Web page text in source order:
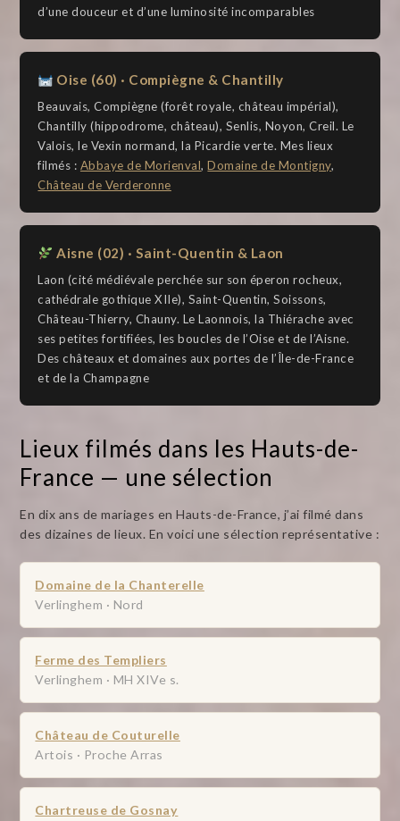
d’une douceur et d’une luminosité incomparables
Oise (60) · Compiègne & Chantilly
Beauvais, Compiègne (forêt royale, château impérial),
Chantilly (hippodrome, château), Senlis, Noyon, Creil. Le
Valois, le Vexin normand, la Picardie verte. Mes lieux
filmés : Abbaye de Morienval,Domaine de Montigny,
Château de Verderonne
Aisne (02) · Saint-Quentin & Laon
Laon (cité médiévale perchée sur son éperon rocheux,
cathédrale gothique XIIe), Saint-Quentin, Soissons,
Château-Thierry, Chauny. Le Laonnois, la Thiérache avec
ses petites fortifiées, les boucles de l’Oise et de l’Aisne.
Des châteaux et domaines aux portes de l’Île-de-France
et de la Champagne
Lieux filmés dans les Hauts-de-
France — une sélection
En dix ans de mariages en Hauts-de-France, j’ai filmé dans
des dizaines de lieux. En voici une sélection représentative :
Domaine de la Chanterelle
Verlinghem · Nord
Ferme des Templiers
Verlinghem · MH XIVe s.
Château de Couturelle
Artois · Proche Arras
Chartreuse de Gosnay